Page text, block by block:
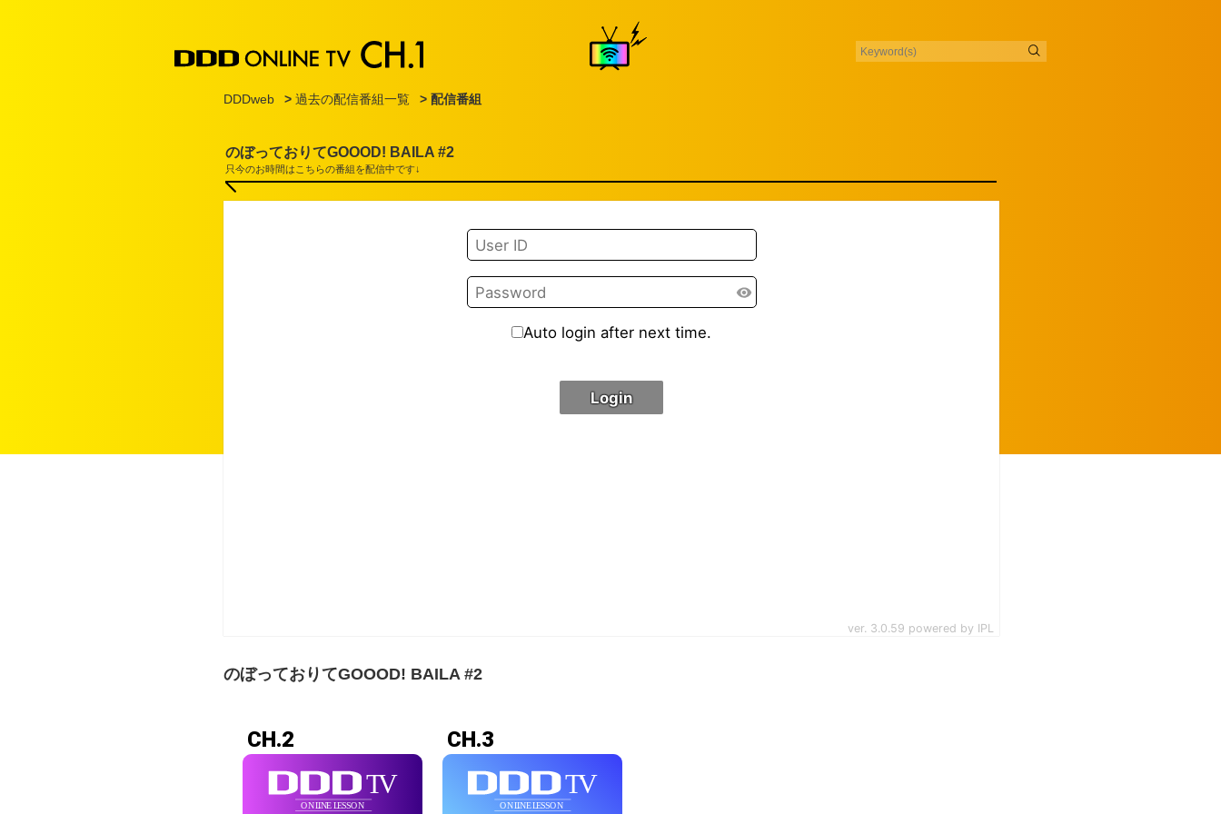
DDDweb > 過去の配信番組一覧 > 配信番組
のぼっておりてGOOOD! BAILA #2
只今のお時間はこちらの番組を配信中です↓
のぼっておりてGOOOD! BAILA #2
CH.2 CH.3